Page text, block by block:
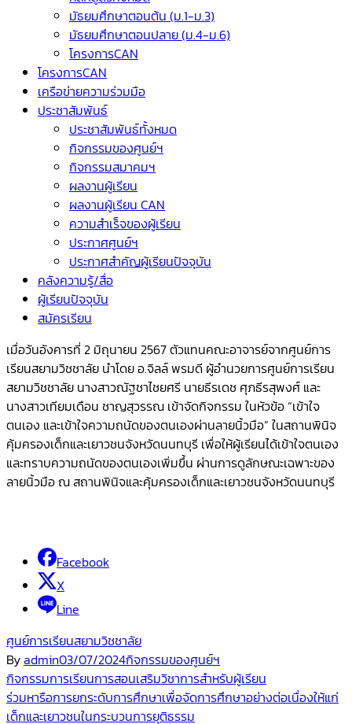
มัธยมศึกษาตอนต้น (ม.1-ม.3)
มัธยมศึกษาตอนปลาย (ม.4-ม.6)
โครงการCAN
โครงการCAN
เครือข่ายความร่วมมือ
ประชาสัมพันธ์
ประชาสัมพันธ์ทั้งหมด
กิจกรรมของศูนย์ฯ
กิจกรรมสมาคมฯ
ผลงานผู้เรียน
ผลงานผู้เรียน CAN
ความสำเร็จของผู้เรียน
ประกาศศูนย์ฯ
ประกาศสำคัญผู้เรียนปัจจุบัน
คลังความรู้/สื่อ
ผู้เรียนปัจจุบัน
สมัครเรียน
เมื่อวันอังคารที่ 2 มิถุนายน 2567 ตัวแทนคณะอาจารย์จากศูนย์การ
เรียนสยามวิชชาลัย นำโดย อ.จิลล์ พรมดี ผู้อำนวยการศูนย์การเรียน
สยามวิชชาลัย นางสาวณัฐชาไชยศรี นายธีรเดช ศุภธีรสุพงศ์ และ
นางสาวเทียมเดือน ชาญสุวรรณ เข้าจัดกิจกรรม ในหัวข้อ “เข้าใจ
ตนเอง และเข้าใจความถนัดของตนเองผ่านลายนิ้วมือ” ในสถานพินิจ
คุ้มครองเด็กและเยาวชนจังหวัดนนทบุรี เพื่อให้ผู้เรียนได้เข้าใจตนเอง
และทราบความถนัดของตนเองเพิ่มขึ้น ผ่านการดูลักษณะเฉพาะของ
ลายนิ้วมือ ณ สถานพินิจและคุ้มครองเด็กและเยาวชนจังหวัดนนทบุรี
Facebook
X
Line
ศูนย์การเรียนสยามวิชชาลัย
Byadmin03/07/2024กิจกรรมของศูนย์ฯ
Post
navigation
กิจกรรมการเรียนการสอนเสริมวิชาการสำหรับผู้เรียน
ร่วมหารือการยกระดับการศึกษาเพื่อจัดการศึกษาอย่างต่อเนื่องให้แก่
เด็กและเยาวชนในกระบวนการยุติธรรม